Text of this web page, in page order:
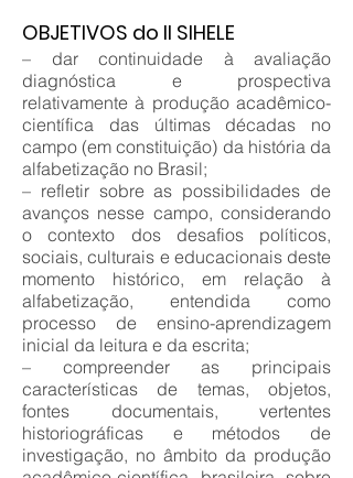
OBJETIVOS do II SIHELE
– dar continuidade à avaliação
diagnóstica e prospectiva
relativamente à produção acadêmico-
científica das últimas décadas no
campo (em constituição) da história da
alfabetização no Brasil;
– refletir sobre as possibilidades de
avanços nesse campo, considerando
o contexto dos desafios políticos,
sociais, culturais e educacionais deste
momento histórico, em relação à
alfabetização, entendida como
processo de ensino-aprendizagem
inicial da leitura e da escrita;
– compreender as principais
características de temas, objetos,
fontes documentais, vertentes
historiográficas e métodos de
investigação, no âmbito da produção